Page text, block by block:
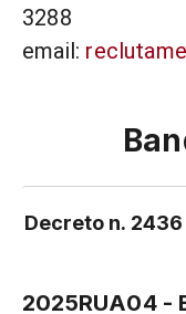
3288
email:
Decreto n.
2025RUA04 -